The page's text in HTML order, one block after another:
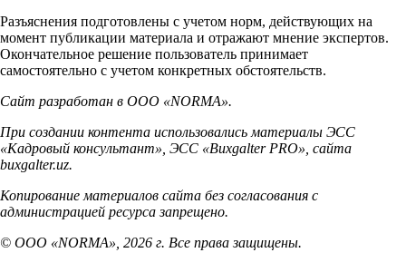
Разъяснения подготовлены с учетом норм, действующих на
момент публикации материала и отражают мнение экспертов.
Окончательное решение пользователь принимает
самостоятельно с учетом конкретных обстоятельств.
Сайт разработан в ООО «NORMA».
При создании контента использовались материалы ЭСС
«Кадровый консультант», ЭСС «Buxgalter PRO», сайта
buxgalter.uz.
Копирование материалов сайта без согласования с
администрацией ресурса запрещено.
© ООО «NORMA», 2026 г. Все права защищены.